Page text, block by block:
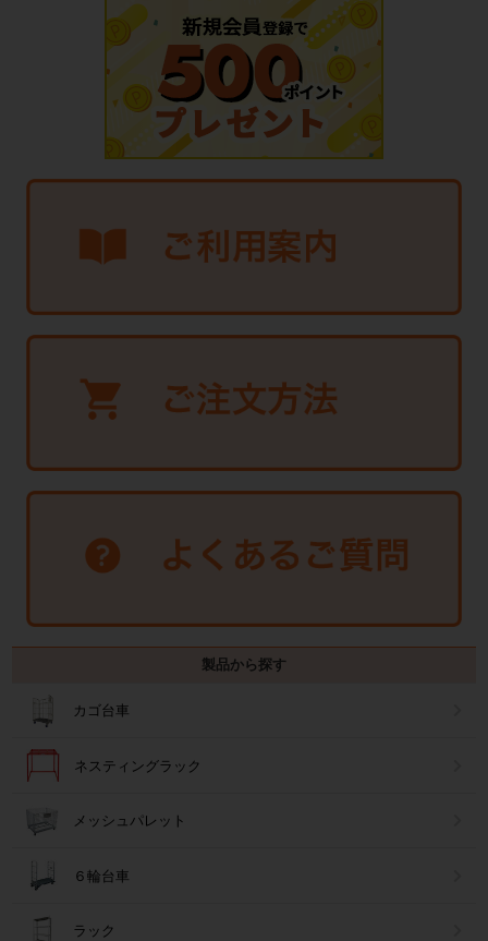
製品から探す
カゴ台車
ネスティングラック
メッシュパレット
６輪台車
ラック